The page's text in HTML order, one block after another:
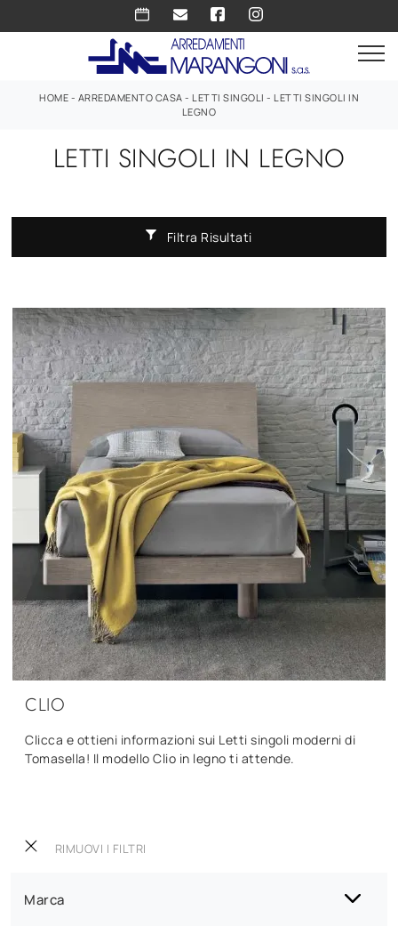
HOME - ARREDAMENTO CASA - LETTI SINGOLI - LETTI SINGOLI IN
LEGNO
LETTI SINGOLI IN LEGNO
RIMUOVI I FILTRI
Marca
Filtra Risultati
CLIO
Clicca e ottieni informazioni sui Letti singoli moderni di
Tomasella! Il modello Clio in legno ti attende.